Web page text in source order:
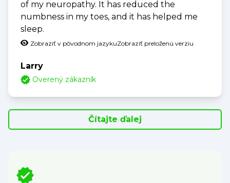
of my neuropathy. It has reduced the
numbness in my toes, and it has helped me
sleep.
Zobraziť v pôvodnom jazykuZobraziť preloženú verziu
Larry
Overený zákazník
Čítajte ďalej